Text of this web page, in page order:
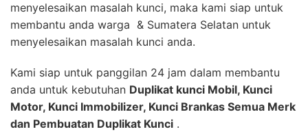
menyelesaikan masalah kunci, maka kami siap untuk
membantu anda warga & Sumatera Selatan untuk
menyelesaikan masalah kunci anda.
Kami siap untuk panggilan 24 jam dalam membantu
anda untuk kebutuhan Duplikat kunci Mobil, Kunci
Motor, Kunci Immobilizer, Kunci Brankas Semua Merk
dan Pembuatan Duplikat Kunci .